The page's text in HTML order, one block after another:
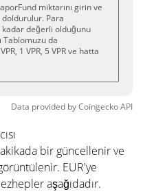
miktarını girin ve
Para
değerli olduğunu
Tablomuzu da
1 VPR, 5 VPR ve hatta
Data provided byCoingeckoAPI
bir güncellenir ve
EUR'ye
aşağıdadır.